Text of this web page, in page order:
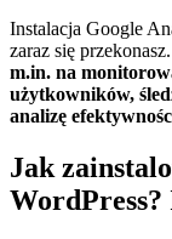
Instalacja Google
zaraz się
m.in. na
użytkowników,
analizę
Jak